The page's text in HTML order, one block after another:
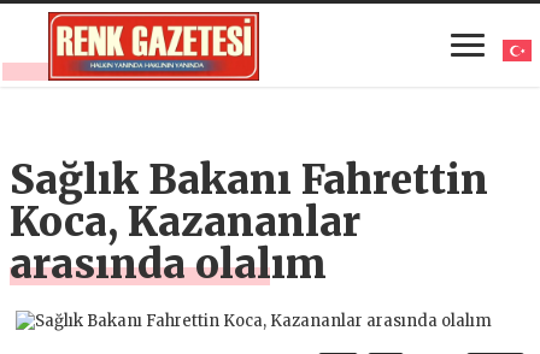
Sağlık Bakanı Fahrettin
Koca, Kazananlar
arasında olalım